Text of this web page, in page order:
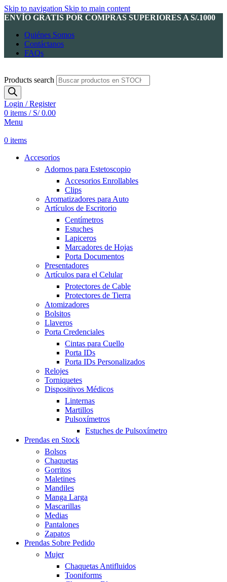
Skip to navigation Skip to main content
ENVÍO GRATIS POR COMPRAS SUPERIORES A S/.1000
Quiénes Somos
Contáctanos
FAQs
Products search
Login / Register
0 items / S/0.00
Menu
0 items
Accesorios
Adornos para Estetoscopio
Accesorios Enrollables
Clips
Aromatizadores para Auto
Artículos de Escritorio
Centímetros
Estuches
Lapiceros
Marcadores de Hojas
Porta Documentos
Presentadores
Artículos para el Celular
Protectores de Cable
Protectores de Tierra
Atomizadores
Bolsitos
Llaveros
Porta Credenciales
Cintas para Cuello
Porta IDs
Porta IDs Personalizados
Relojes
Torniquetes
Dispositivos Médicos
Linternas
Martillos
Pulsoxímetros
Estuches de Pulsoxímetro
Prendas en Stock
Bolsos
Chaquetas
Gorritos
Maletines
Mandiles
Manga Larga
Mascarillas
Medias
Pantalones
Zapatos
Prendas Sobre Pedido
Mujer
Chaquetas Antifluidos
Tooniforms